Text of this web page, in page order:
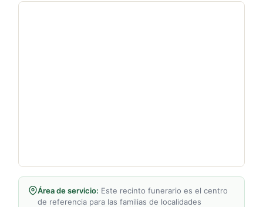
Área de servicio: Este recinto funerario es el centro
de referencia para las familias de localidades